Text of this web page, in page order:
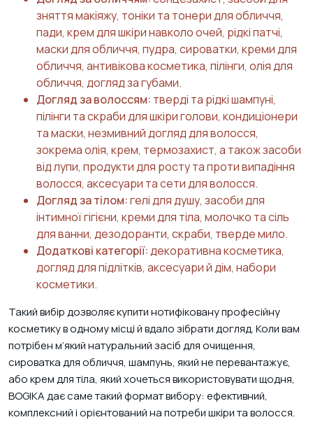
зняття макіяжу, тоніки та тонери для обличчя,
пади, крем для шкіри навколо очей, рідкі патчі,
маски для обличчя, пудра, сироватки, креми для
обличчя, антивікова косметика, пілінги, олія для
обличчя, догляд за губами.
Догляд за волоссям: тверді та рідкі шампуні,
пілінги та скраби для шкіри голови, кондиціонери
та маски, незмивний догляд для волосся,
зокрема олія, крем, термозахист, а також засоби
від лупи, продукти для росту та проти випадіння
волосся, аксесуари та сети для волосся.
Догляд за тілом:гелі для душу, засоби для
інтимної гігієни, креми для тіла, молочко та сіль
для ванни, дезодоранти, скраби, тверде мило.
Додаткові категорії:декоративна косметика,
догляд для підлітків, аксесуари й дім, набори
косметики.
Такий вибір дозволяє купити нотифіковану професійну
косметику в одному місці й вдало зібрати догляд. Коли вам
потрібен м’який натуральний засіб для очищення,
сироватка для обличчя, шампунь, який не перевантажує,
або крем для тіла, який хочеться використовувати щодня,
BOGIKA дає саме такий формат вибору: ефективний,
комплексний і орієнтований на потреби шкіри та волосся.